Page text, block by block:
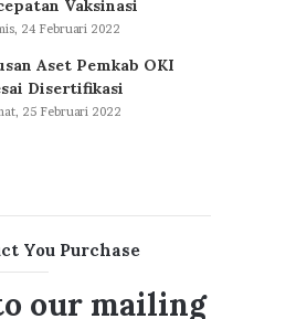
Vaksinasi
24 Februari 2022
Aset Pemkab OKI
Disertifikasi
25 Februari 2022
You Purchase
our mailing